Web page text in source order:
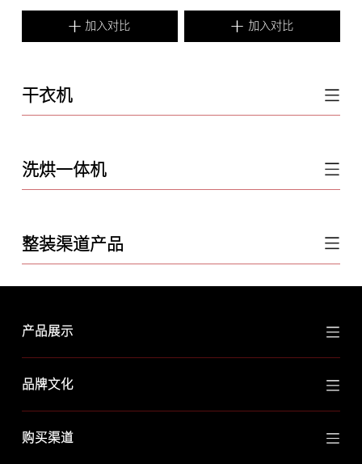
加入对比 加入对比
干衣机
洗烘一体机
整装渠道产品
产品展示
品牌文化
购买渠道